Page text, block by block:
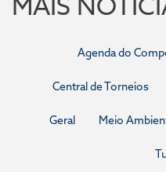
Agenda do
Central de Torneios
Geral Meio